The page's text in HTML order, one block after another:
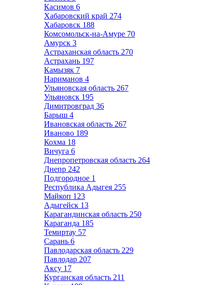
Касимов 6
Хабаровский край 274
Хабаровск 188
Комсомольск-на-Амуре 70
Амурск 3
Астраханская область 270
Астрахань 197
Камызяк 7
Нариманов 4
Ульяновская область 267
Ульяновск 195
Димитровград 36
Барыш 4
Ивановская область 267
Иваново 189
Кохма 18
Вичуга 6
Днепропетровская область 264
Днепр 242
Подгородное 1
Республика Адыгея 255
Майкоп 123
Адыгейск 13
Карагандинская область 250
Караганда 185
Темиртау 57
Сарань 6
Павлодарская область 229
Павлодар 207
Аксу 17
Курганская область 211